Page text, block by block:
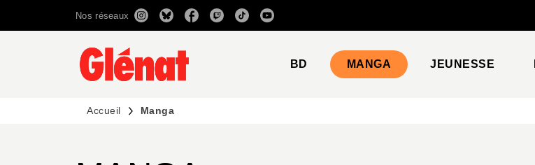
RECHERCHE CONTENU
Nos réseaux
BD MANGA JEUNESSE
Accueil Manga